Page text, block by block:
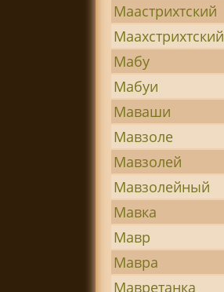
Маастрихтский
Маахстрихтский
Мабу
Мабуи
Маваши
Мавзоле
Мавзолей
Мавзолейный
Мавка
Мавр
Мавра
Мавретанка